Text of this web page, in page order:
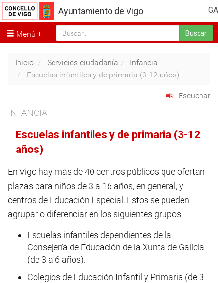
GA
Ayuntamiento de Vigo
Menú Buscar
Inicio Servicios ciudadanía
Infancia
Escuelas infantiles y de primaria (3-12 años)
Escuchar
INFANCIA
Escuelas infantiles y de primaria (3-12
años)
En Vigo hay más de 40 centros públicos que ofertan
plazas para niños de 3 a 16 años, en general, y
centros de Educación Especial. Estos se pueden
agrupar o diferenciar en los siguientes grupos:
Escuelas infantiles dependientes de la
Consejería de Educación de la Xunta de Galicia
(de 3 a 6 años).
Colegios de Educación Infantil y Primaria (de 3